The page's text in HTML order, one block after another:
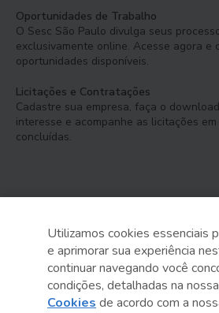
Oportunidades de Trabalho
O Sesc São Paulo divulga seus
exclusivamente online. Acesse agora e
oportunidades disponíveis.
Licitações e Contratações
Cadastre sua empresa, faça o
interesse e acompanhe as licitações
concluídas.
Serviço Social do Comércio
Administração Regional no Estado de
Utilizamos cookies essenciais
e aprimorar sua experiência
continuar navegando você
condições, detalhadas na nossa
Cookies de acordo com a